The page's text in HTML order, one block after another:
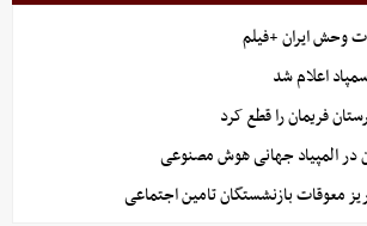
وحش ایران +فیلم
اعلام شد
فریمان را قطع کرد
در المپیاد جهانی هوش مصنوعی
معوقات بازنشستگان تامین اجتماعی